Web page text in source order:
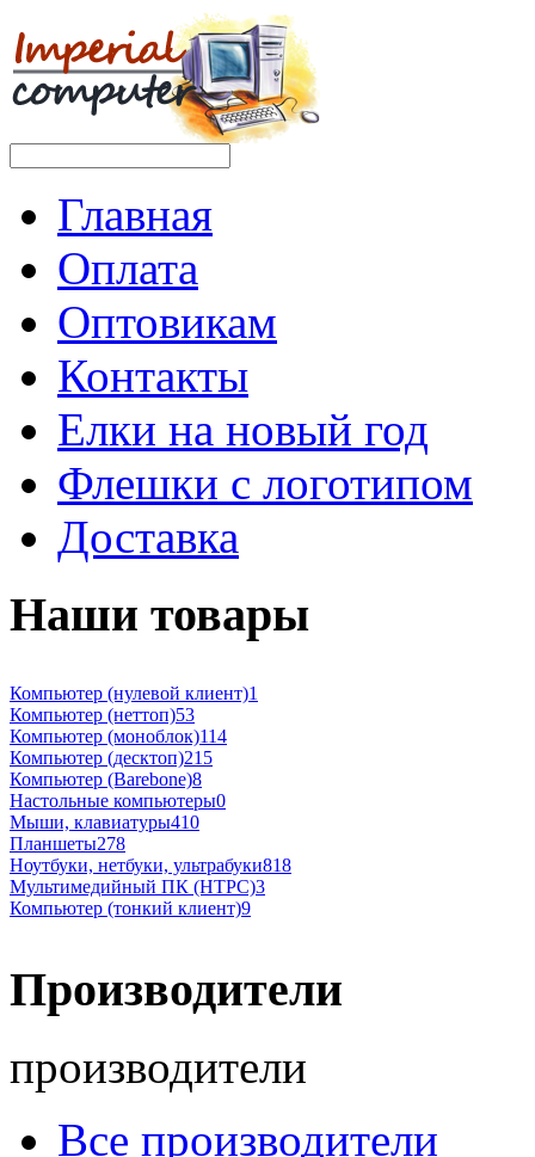
Главная
Оплата
Оптовикам
Контакты
Елки на новый год
Флешки с логотипом
Доставка
Наши товары
Компьютер (нулевой клиент)1
Компьютер (неттоп)53
Компьютер (моноблок)114
Компьютер (десктоп)215
Компьютер (Barebone)8
Настольные компьютеры0
Мыши, клавиатуры410
Планшеты278
Ноутбуки, нетбуки, ультрабуки818
Мультимедийный ПК (HTPC)3
Компьютер (тонкий клиент)9
Производители
производители
Все производители